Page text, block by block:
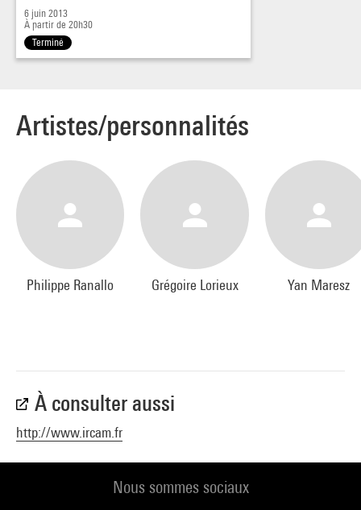
6 juin 2013
À partir de 20h30
Terminé
Artistes/personnalités
Philippe Ranallo Grégoire Lorieux Yan Maresz
À consulter aussi
http://www.ircam.fr
Nous sommes sociaux